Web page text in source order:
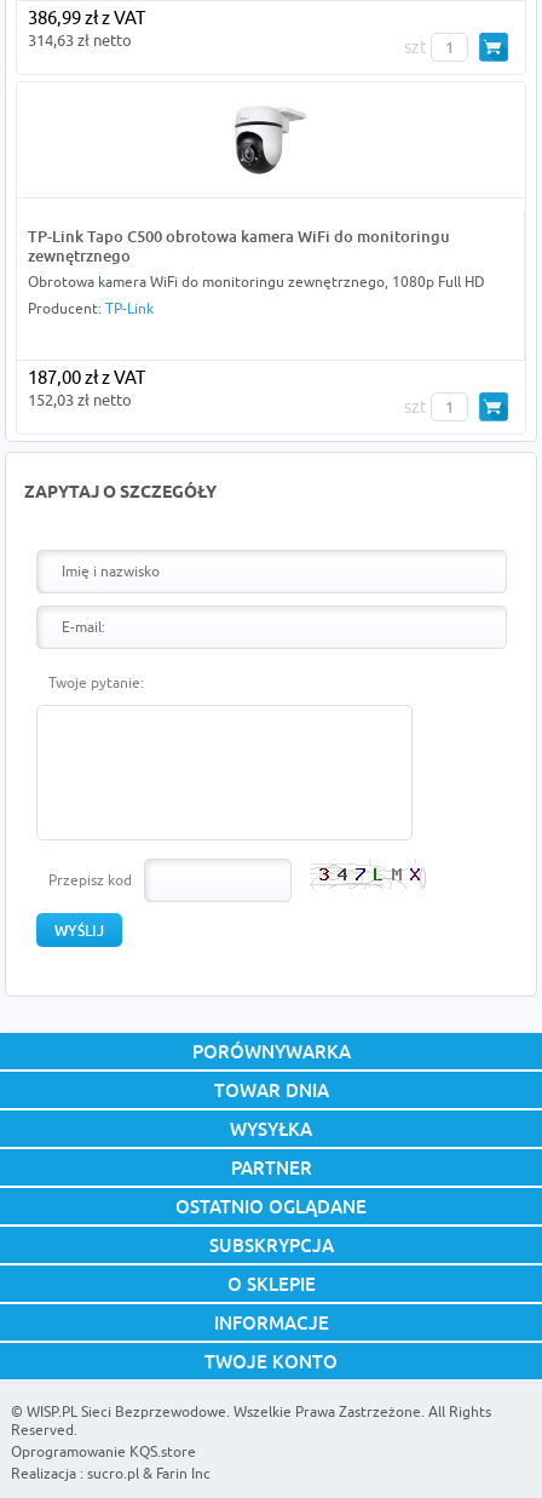
386,99 zł z VAT
314,63 zł netto szt
TP-Link Tapo C500 obrotowa kamera WiFi do monitoringu
zewnętrznego
Obrotowa kamera WiFi do monitoringu zewnętrznego, 1080p Full HD
Producent: TP-Link
187,00 zł z VAT
152,03 zł netto szt
ZAPYTAJ O SZCZEGÓŁY
Twoje pytanie:
Przepisz kod
PORÓWNYWARKA
TOWAR DNIA
WYSYŁKA
PARTNER
OSTATNIO OGLĄDANE
SUBSKRYPCJA
O SKLEPIE
INFORMACJE
TWOJE KONTO
© WISP.PL Sieci Bezprzewodowe. Wszelkie Prawa Zastrzeżone. All Rights
Reserved.
Oprogramowanie KQS.store
Realizacja : sucro.pl& Farin Inc